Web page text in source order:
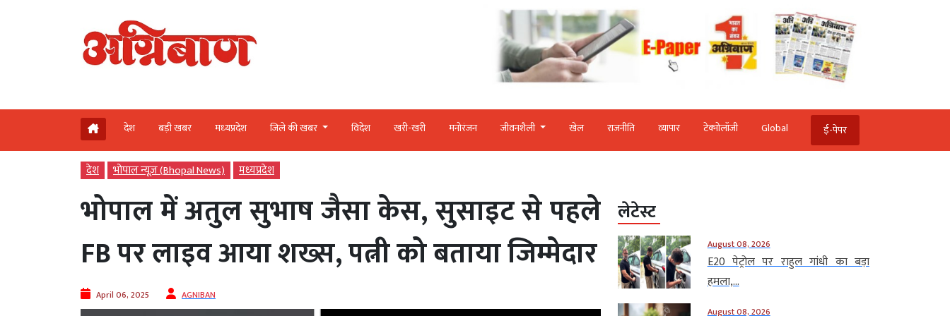
देश बड़ी खबर मध्‍यप्रदेश जिले की खबर विदेश खरी-खरी मनोरंजन जीवनशैली खेल राजनीति व्‍यापार टेक्‍नोलॉजी Global ई-पेपर
देश भोपाल न्यूज़ (Bhopal News) मध्‍यप्रदेश
भोपाल में अतुल सुभाष जैसा केस, सुसाइट से पहले
FB पर लाइव आया शख्स, पत्नी को बताया जिम्मेदार
April 06, 2025 AGNIBAN
लेटेस्ट
August 08, 2026
E20 पेट्रोल पर राहुल गांधी का बड़ा
हमला,...
August 08, 2026